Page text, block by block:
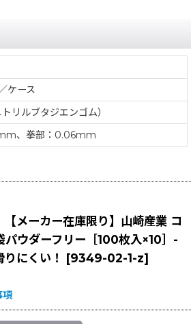
ケース
リルブタジエンゴム）
、拳部：0.06mm
【メーカー在庫限り】山崎産業 コ
パウダーフリー［100枚入×10］-
にくい！
[9349-02-1-z]
項